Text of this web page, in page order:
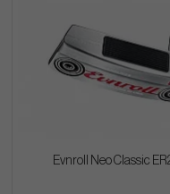
Evnroll Neo Classic